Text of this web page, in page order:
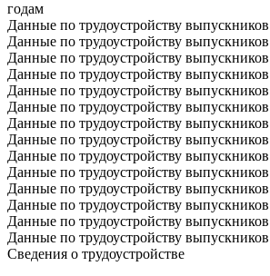
годам
Данные по трудоустройству
Данные по трудоустройству
Данные по трудоустройству
Данные по трудоустройству
Данные по трудоустройству
Данные по трудоустройству
Данные по трудоустройству
Данные по трудоустройству
Данные по трудоустройству
Данные по трудоустройству
Данные по трудоустройству
Данные по трудоустройству
Данные по трудоустройству
Данные по трудоустройству
Сведения о трудоустройстве